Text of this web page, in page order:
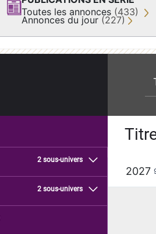
Toutes les annonces (433)
Annonces du jour (227)
2 sous-univers
2 sous-univers
2027